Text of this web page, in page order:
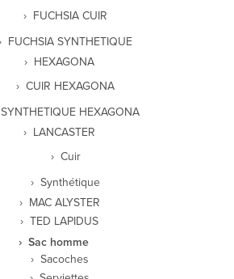
FUCHSIA CUIR
FUCHSIA SYNTHETIQUE
HEXAGONA
CUIR HEXAGONA
SYNTHETIQUE HEXAGONA
LANCASTER
Cuir
Synthétique
MAC ALYSTER
TED LAPIDUS
Sac homme
Sacoches